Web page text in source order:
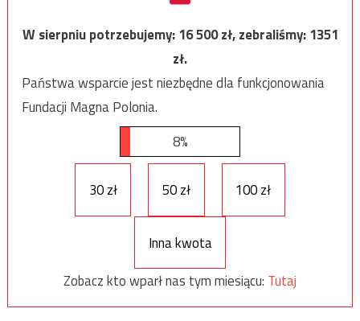
W sierpniu potrzebujemy:16 500zł, zebraliśmy:1351
zł.
Państwa wsparcie jest niezbędne dla funkcjonowania
Fundacji Magna Polonia.
8%
30 zł 50 zł 100 zł
Inna kwota
Zobacz kto wparł nas tym miesiącu: Tutaj